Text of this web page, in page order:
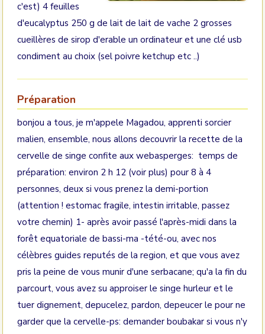
c'est) 4 feuilles
d'eucalyptus 250 g de lait de lait de vache 2 grosses
cueillères de sirop d'erable un ordinateur et une clé usb
condiment au choix (sel poivre ketchup etc ..)
Préparation
bonjou a tous, je m'appele Magadou, apprenti sorcier
malien, ensemble, nous allons decouvrir la recette de la
cervelle de singe confite aux webasperges: temps de
préparation: environ 2 h 12 (voir plus) pour 8 à 4
personnes, deux si vous prenez la demi-portion
(attention ! estomac fragile, intestin irritable, passez
votre chemin) 1- après avoir passé l'après-midi dans la
forêt equatoriale de bassi-ma -tété-ou, avec nos
célèbres guides reputés de la region, et que vous avez
pris la peine de vous munir d'une serbacane; qu'a la fin du
parcourt, vous avez su approiser le singe hurleur et le
tuer dignement, depucelez, pardon, depeucer le pour ne
garder que la cervelle-ps: demander boubakar si vous n'y